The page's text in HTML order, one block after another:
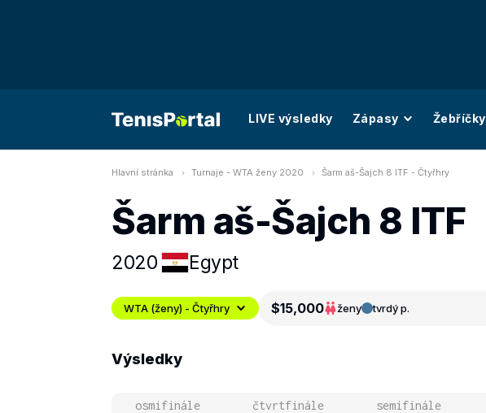
LIVE výsledky Zápasy Žebříčky
Hlavní stránka Turnaje - WTA ženy 2020 Šarm aš-Šajch 8 ITF - Čtyřhry
Šarm aš-Šajch 8 ITF
2020 Egypt
WTA (ženy) - Čtyřhry $15,000 ženy tvrdý p.
Výsledky
osmifinále čtvrtfinále semifinále